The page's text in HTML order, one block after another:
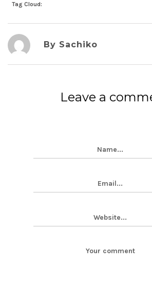
Tag Cloud:
By Sachiko
Leave a